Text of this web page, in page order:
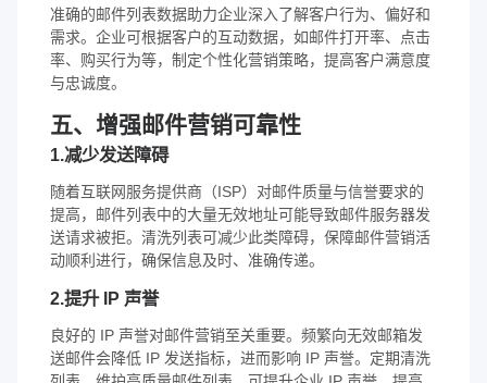
准确的邮件列表数据助力企业深入了解客户行为、偏好和
需求。企业可根据客户的互动数据，如邮件打开率、点击
率、购买行为等，制定个性化营销策略，提高客户满意度
与忠诚度。
五、增强邮件营销可靠性
1.减少发送障碍
随着互联网服务提供商（ISP）对邮件质量与信誉要求的
提高，邮件列表中的大量无效地址可能导致邮件服务器发
送请求被拒。清洗列表可减少此类障碍，保障邮件营销活
动顺利进行，确保信息及时、准确传递。
2.提升 IP 声誉
良好的 IP 声誉对邮件营销至关重要。频繁向无效邮箱发
送邮件会降低 IP 发送指标，进而影响 IP 声誉。定期清洗